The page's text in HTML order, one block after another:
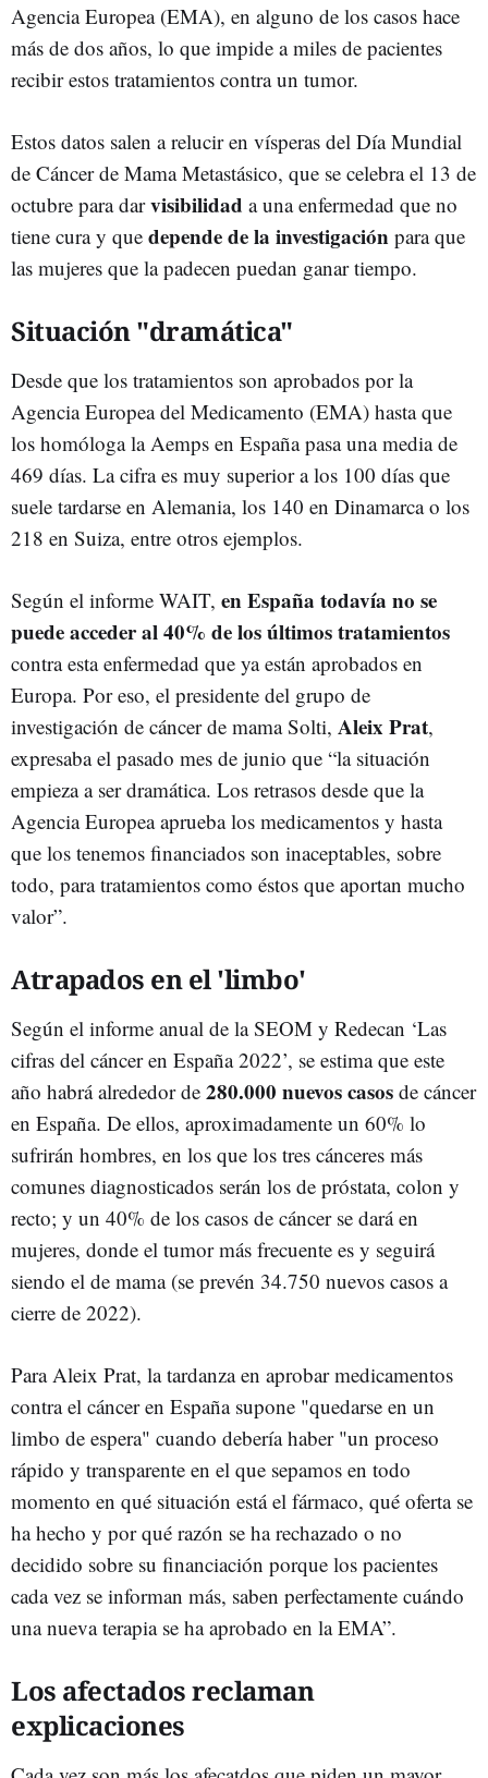
Agencia Europea (EMA), en alguno de los casos hace
más de dos años, lo que impide a miles de pacientes
recibir estos tratamientos contra un tumor.
Estos datos salen a relucir en vísperas del Día Mundial
de Cáncer de Mama Metastásico, que se celebra el 13 de
octubre para darvisibilidad a una enfermedad que no
tiene cura y que depende de la investigación para que
las mujeres que la padecen puedan ganar tiempo.
Situación "dramática"
Desde que los tratamientos son aprobados por la
Agencia Europea del Medicamento (EMA) hasta que
los homóloga la Aemps en España pasa una media de
469 días. La cifra es muy superior a los 100 días que
suele tardarse en Alemania, los 140 en Dinamarca o los
218 en Suiza, entre otros ejemplos.
Según el informe WAIT, en España todavía no se
puede acceder al 40% de los últimos tratamientos
contra esta enfermedad que ya están aprobados en
Europa. Por eso, el presidente del grupo de
investigación de cáncer de mama Solti, Aleix Prat,
expresaba el pasado mes de junio que “la situación
empieza a ser dramática. Los retrasos desde que la
Agencia Europea aprueba los medicamentos y hasta
que los tenemos financiados son inaceptables, sobre
todo, para tratamientos como éstos que aportan mucho
valor”.
Atrapados en el 'limbo'
Según el informe anual de la SEOM y Redecan ‘Las
cifras del cáncer en España 2022’, se estima que este
año habrá alrededor de 280.000 nuevos casos de cáncer
en España. De ellos, aproximadamente un 60% lo
sufrirán hombres, en los que los tres cánceres más
comunes diagnosticados serán los de próstata, colon y
recto; y un 40% de los casos de cáncer se dará en
mujeres, donde el tumor más frecuente es y seguirá
siendo el de mama (se prevén 34.750 nuevos casos a
cierre de 2022).
Para Aleix Prat, la tardanza en aprobar medicamentos
contra el cáncer en España supone "quedarse en un
limbo de espera" cuando debería haber "un proceso
rápido y transparente en el que sepamos en todo
momento en qué situación está el fármaco, qué oferta se
ha hecho y por qué razón se ha rechazado o no
decidido sobre su financiación porque los pacientes
cada vez se informan más, saben perfectamente cuándo
una nueva terapia se ha aprobado en la EMA”.
Los afectados reclaman
explicaciones